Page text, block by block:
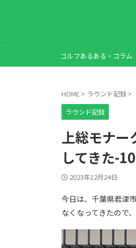
ゴルフあるある・コラム
HOME > ラウンド記録 >
ラウンド記録
上総モナー
してきた-
2023年12月24日
今日は、千葉県君津
なくなってきたので